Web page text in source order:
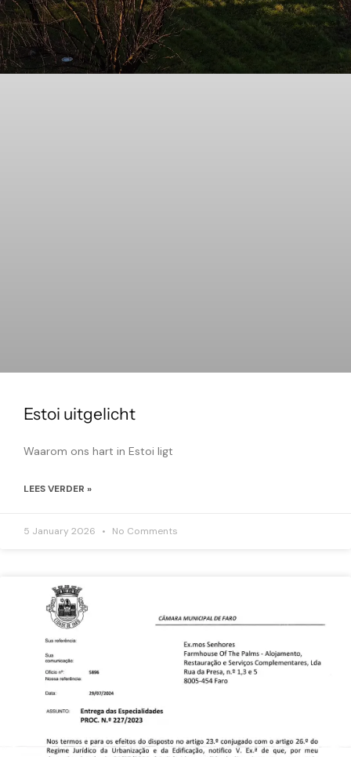
Estoi uitgelicht
Waarom ons hart in Estoi ligt
LEES VERDER »
5 January 2026 No Comments